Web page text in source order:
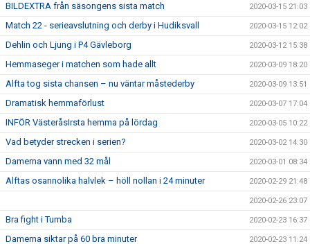
BILDEXTRA från säsongens sista match 2020-03-15 21:03
Match 22 - serieavslutning och derby i Hudiksvall 2020-03-15 12:02
Dehlin och Ljung i P4 Gävleborg 2020-03-12 15:38
Hemmaseger i matchen som hade allt 2020-03-09 18:20
Alfta tog sista chansen – nu väntar måstederby 2020-03-09 13:51
Dramatisk hemmaförlust 2020-03-07 17:04
INFÖR VästeråsIrsta hemma på lördag 2020-03-05 10:22
Vad betyder strecken i serien? 2020-03-02 14:30
Damerna vann med 32 mål 2020-03-01 08:34
Alftas osannolika halvlek – höll nollan i 24 minuter 2020-02-29 21:48
2020-02-26 23:07
Bra fight i Tumba 2020-02-23 16:37
Damerna siktar på 60 bra minuter 2020-02-23 11:24